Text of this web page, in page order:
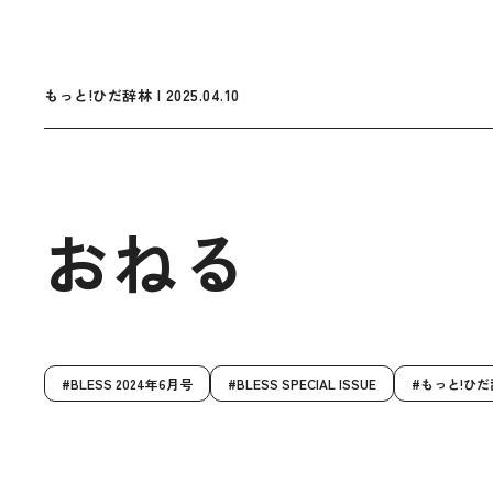
もっと!ひだ辞林 | 2025.04.10
おねる
BLESS 2024年6月号 BLESS SPECIAL ISSUE もっと!ひ